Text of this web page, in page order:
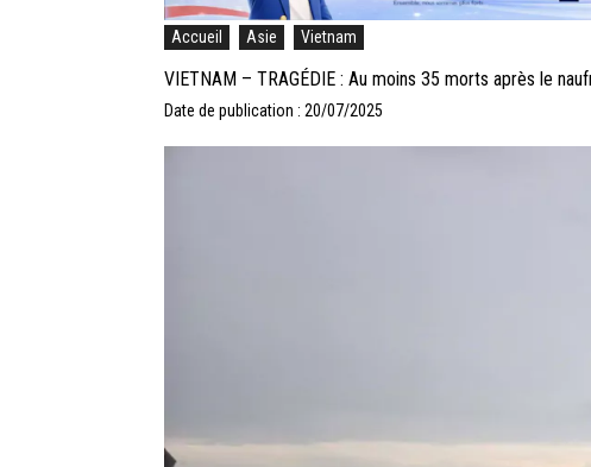
Accueil Asie Vietnam
VIETNAM – TRAGÉDIE : Au moins 35 morts après le
Date de publication : 20/07/2025